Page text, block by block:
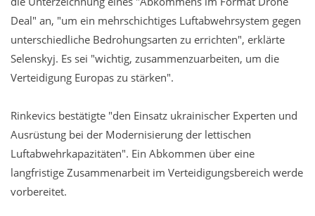
Deal" an, "um ein mehrschichtiges Luftabwehrsystem gegen
unterschiedliche Bedrohungsarten zu errichten", erklärte
Selenskyj. Es sei "wichtig, zusammenzuarbeiten, um die
Verteidigung Europas zu stärken".
Rinkevics bestätigte "den Einsatz ukrainischer Experten und
Ausrüstung bei der Modernisierung der lettischen
Luftabwehrkapazitäten". Ein Abkommen über eine
langfristige Zusammenarbeit im Verteidigungsbereich werde
vorbereitet.